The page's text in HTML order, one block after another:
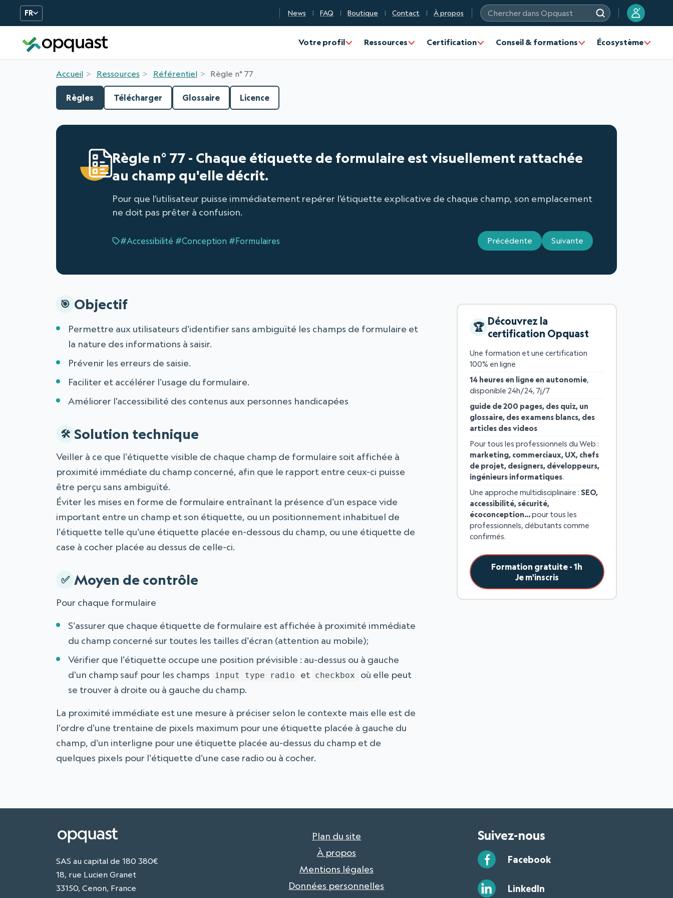
FR News FAQ Boutique Contact À propos
Chercher dans Opquast
?
Votre profil Ressources Certification Conseil & formations Écosystème
Accueil Ressources Référentiel Règle n° 77
Règles Télécharger Glossaire Licence
Règle n° 77 - Chaque étiquette de formulaire est visuellement rattachée
au champ qu'elle décrit.
Pour que l’utilisateur puisse immédiatement repérer l’étiquette explicative de chaque champ, son emplacement
ne doit pas prêter à confusion.
#Accessibilité #Conception #Formulaires Précédente Suivante
Découvrez la
certification Opquast
Une formation et une certification
100% en ligne
14 heures en ligne en autonomie,
disponible 24h/24, 7j/7
guide de 200 pages, des quiz, un
glossaire, des examens blancs, des
articles des videos
Pour tous les professionnels du Web :
marketing, commerciaux, UX, chefs
de projet, designers, développeurs,
ingénieurs informatiques.
Une approche multidisciplinaire : SEO,
accessibilité, sécurité,
écoconception…pour tous les
professionnels, débutants comme
confirmés.
Formation gratuite - 1h
Je m'inscris
Objectif
Permettre aux utilisateurs d'identifier sans ambiguïté les champs de formulaire et
la nature des informations à saisir.
Prévenir les erreurs de saisie.
Faciliter et accélérer l'usage du formulaire.
Améliorer l’accessibilité des contenus aux personnes handicapées
Solution technique
Veiller à ce que l'étiquette visible de chaque champ de formulaire soit affichée à
proximité immédiate du champ concerné, afin que le rapport entre ceux-ci puisse
être perçu sans ambiguïté.
Éviter les mises en forme de formulaire entraînant la présence d'un espace vide
important entre un champ et son étiquette, ou un positionnement inhabituel de
l'étiquette telle qu'une étiquette placée en-dessous du champ, ou une étiquette de
case à cocher placée au dessus de celle-ci.
Moyen de contrôle
Pour chaque formulaire
S'assurer que chaque étiquette de formulaire est affichée à proximité immédiate
du champ concerné sur toutes les tailles d'écran (attention au mobile);
Vérifier que l'étiquette occupe une position prévisible : au-dessus ou à gauche
d'un champ sauf pour les champs
input type radio et checkbox
où elle peut
se trouver à droite ou à gauche du champ.
La proximité immédiate est une mesure à préciser selon le contexte mais elle est de
l'ordre d'une trentaine de pixels maximum pour une étiquette placée à gauche du
champ, d'un interligne pour une étiquette placée au-dessus du champ et de
quelques pixels pour l'étiquette d'une case radio ou à cocher.
SAS au capital de 180 380€
18, rue Lucien Granet
33150, Cenon, France
Plan du site
À propos
Mentions légales
Données personnelles
Suivez-nous
Facebook
LinkedIn